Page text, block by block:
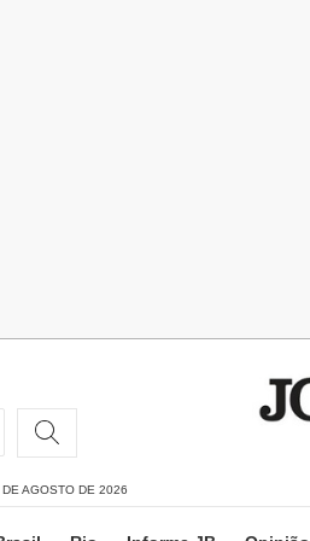
AGOSTO DE 2026